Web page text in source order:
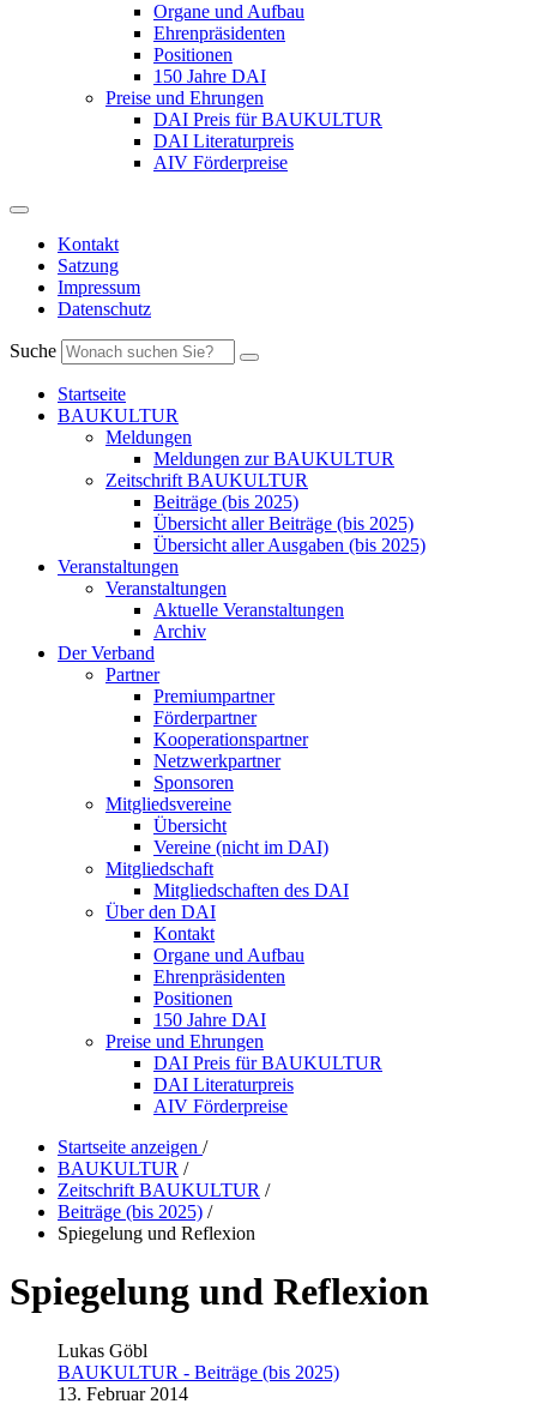
Organe und Aufbau
Ehrenpräsidenten
Positionen
150 Jahre DAI
Preise und Ehrungen
DAI Preis für BAUKULTUR
DAI Literaturpreis
AIV Förderpreise
Kontakt
Satzung
Impressum
Datenschutz
Suche
Startseite
BAUKULTUR
Meldungen
Meldungen zur BAUKULTUR
Zeitschrift BAUKULTUR
Beiträge (bis 2025)
Übersicht aller Beiträge (bis 2025)
Übersicht aller Ausgaben (bis 2025)
Veranstaltungen
Veranstaltungen
Aktuelle Veranstaltungen
Archiv
Der Verband
Partner
Premiumpartner
Förderpartner
Kooperationspartner
Netzwerkpartner
Sponsoren
Mitgliedsvereine
Übersicht
Vereine (nicht im DAI)
Mitgliedschaft
Mitgliedschaften des DAI
Über den DAI
Kontakt
Organe und Aufbau
Ehrenpräsidenten
Positionen
150 Jahre DAI
Preise und Ehrungen
DAI Preis für BAUKULTUR
DAI Literaturpreis
AIV Förderpreise
Startseite anzeigen /
BAUKULTUR /
Zeitschrift BAUKULTUR /
Beiträge (bis 2025) /
Spiegelung und Reflexion
Spiegelung und Reflexion
Lukas Göbl
BAUKULTUR - Beiträge (bis 2025)
13. Februar 2014